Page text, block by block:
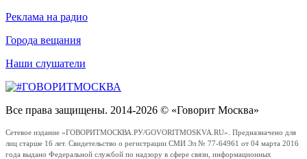
Реклама на радио
Города вещания
Наши слушатели
Все права защищены. 2014-2026 © «Говорит Москва»
Сетевое издание «ГОВОРИТМОСКВА.РУ/GOVORITMOSKVA.RU». Предназначено для
лиц старше 16 лет. Свидетельство о регистрации СМИ Эл № 77-64961 от 04 марта 2016
года выдано Федеральной службой по надзору в сфере связи, информационных